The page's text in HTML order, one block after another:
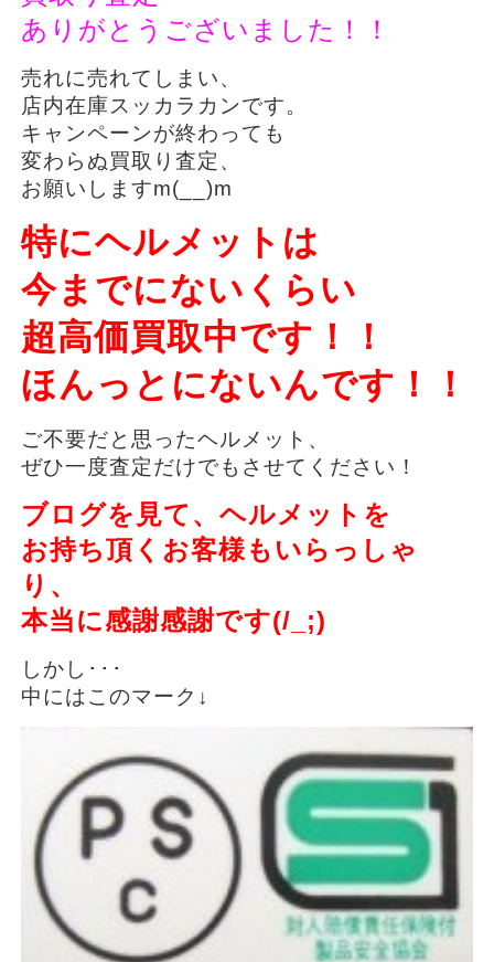
ありがとうございました！！
売れに売れてしまい、
店内在庫スッカラカンです。
キャンペーンが終わっても
変わらぬ買取り査定、
お願いしますm(__)m
特にヘルメットは
今までにないくらい
超高価買取中です！！
ほんっとにないんです！！
ご不要だと思ったヘルメット、
ぜひ一度査定だけでもさせてください！
ブログを見て、ヘルメットを
お持ち頂くお客様もいらっしゃ
り、
本当に感謝感謝です(/_;)
しかし･･･
中にはこのマーク↓